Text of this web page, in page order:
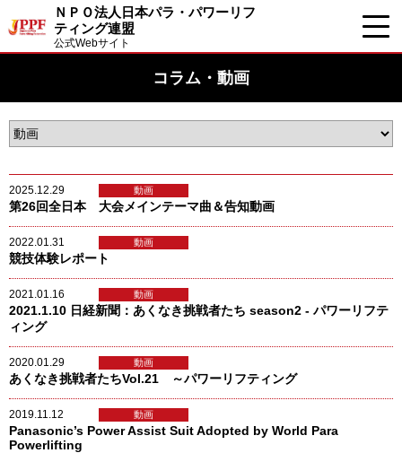
ＮＰＯ法人日本パラ・パワーリフ
ティング連盟
公式Webサイト
コラム・動画
2025.12.29 動画
第26回全日本 大会メインテーマ曲＆告知動画
2022.01.31 動画
競技体験レポート
2021.01.16 動画
2021.1.10 日経新聞：あくなき挑戦者たち season2 - パワーリフテ
ィング
2020.01.29 動画
あくなき挑戦者たちVol.21 ～パワーリフティング
2019.11.12 動画
Panasonic’s Power Assist Suit Adopted by World Para
Powerlifting